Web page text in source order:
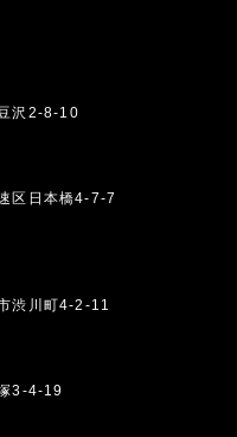
豆沢2-8-10
区日本橋4-7-7
市渋川町4-2-11
塚3-4-19